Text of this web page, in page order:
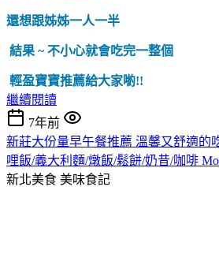
還想跟姊姊一人一半
結果 ~ 不小心就會吃完一整個
輕盈寶寶推薦給大家喲!!
繼續閱讀
7年前
新莊大份量早午餐推薦 溫馨又舒適的
哩飯/義大利麵/燉飯/鬆餅/奶昔/咖啡
新北美食 美味食記